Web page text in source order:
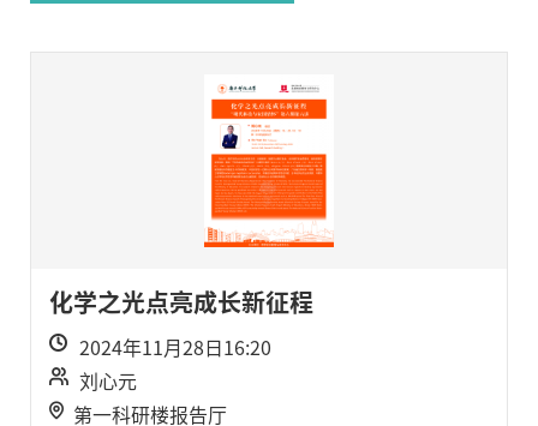
化学之光点亮成长新征程
2024年11月28日16:20
刘心元
第一科研楼报告厅